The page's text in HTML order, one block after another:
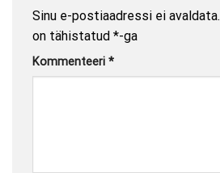
Sinu e-postiaadressi ei avaldata.
on tähistatud *-ga
Kommenteeri *